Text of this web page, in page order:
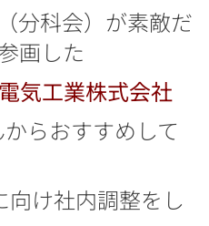
分科会）が素敵だ
画した
気工業株式会社
らおすすめして
向け社内調整をし